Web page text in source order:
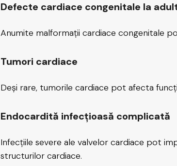
Defecte cardiace congenitale la
Anumite malformații cardiace congenitale
Tumori cardiace
Deși rare, tumorile cardiace pot afecta
Endocardită infecțioasă complicată
Infecțiile severe ale valvelor cardiace pot
structurilor cardiace.